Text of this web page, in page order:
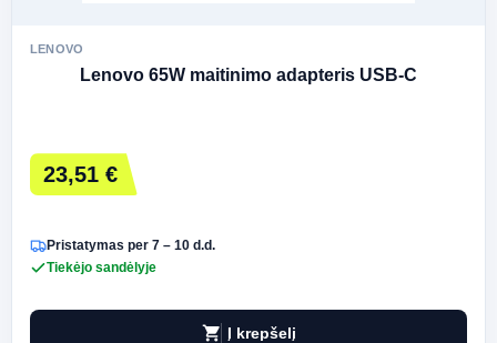
LENOVO
Lenovo 65W maitinimo adapteris USB-C
23,51 €
Pristatymas per 7 – 10 d.d.
Tiekėjo sandėlyje
shopping_cart Į krepšelį